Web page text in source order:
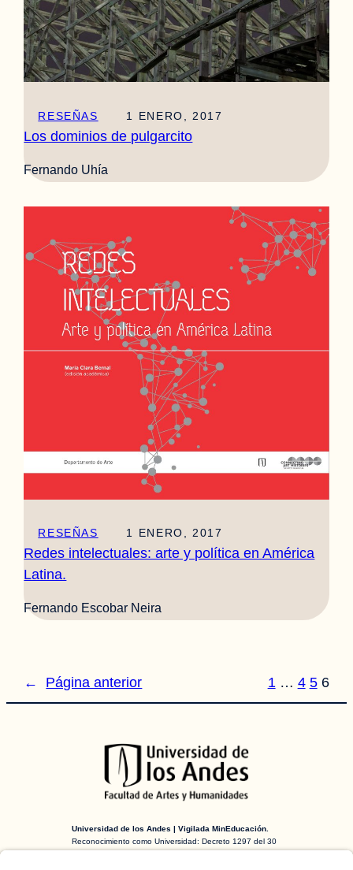
RESEÑAS 1 ENERO, 2017
Los dominios de pulgarcito
Fernando Uhía
RESEÑAS 1 ENERO, 2017
Redes intelectuales: arte y política en América
Latina.
Fernando Escobar Neira
← Página anterior 1 … 4 5 6
Universidad de los Andes | Vigilada MinEducación.
Reconocimiento como Universidad: Decreto 1297 del 30